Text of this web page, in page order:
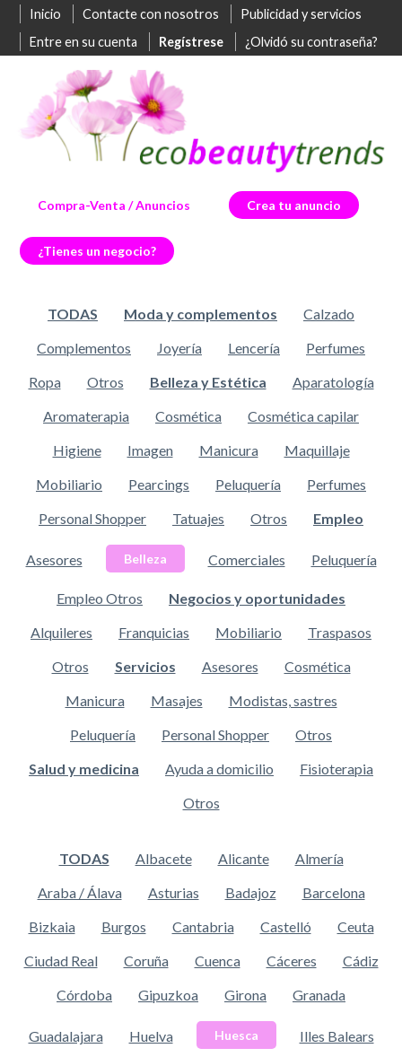
Inicio Contacte con nosotros
Publicidad y servicios
Entre en su cuenta
Regístrese ¿Olvidó su contraseña?
Compra-Venta / Anuncios Crea tu anuncio
¿Tienes un negocio?
TODAS Moda y complementos
Calzado
Complementos
Joyería Lencería
Perfumes
Ropa
Otros Belleza y Estética
Aparatología
Aromaterapia
Cosmética
Cosmética capilar
Higiene
Imagen Manicura
Maquillaje
Mobiliario
Pearcings Peluquería
Perfumes
Personal Shopper
Tatuajes Otros Empleo
Asesores Belleza Comerciales Peluquería
Empleo Otros
Negocios y oportunidades
Alquileres
Franquicias Mobiliario
Traspasos
Otros
Servicios Asesores
Cosmética
Manicura
Masajes
Modistas, sastres
Peluquería
Personal Shopper
Otros
Salud y medicina
Ayuda a domicilio
Fisioterapia
Otros
TODAS Albacete Alicante
Almería
Araba / Álava
Asturias Badajoz
Barcelona
Bizkaia
Burgos Cantabria Castelló
Ceuta
Ciudad Real
Coruña Cuenca Cáceres
Cádiz
Córdoba
Gipuzkoa Girona Granada
Guadalajara Huelva Huesca Illes Balears